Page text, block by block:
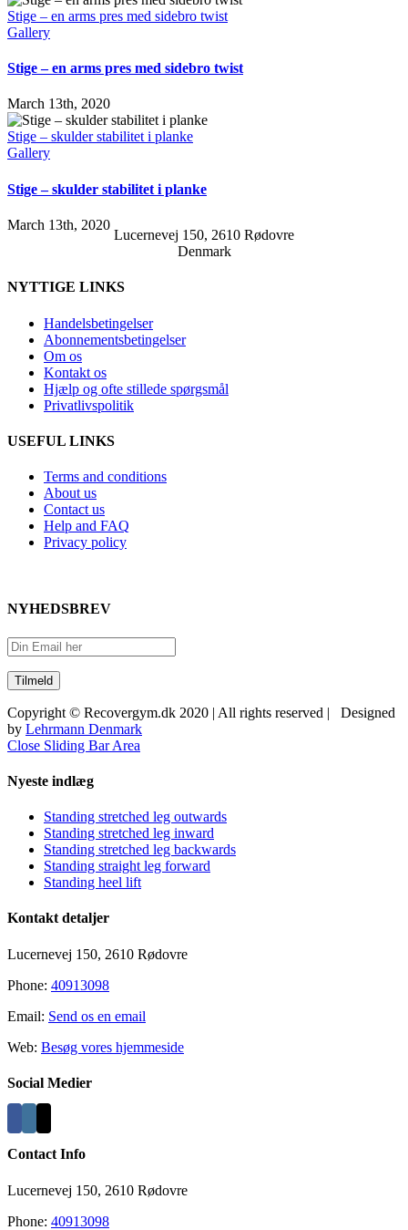
Stige – en arms pres med sidebro twist
Gallery
Stige – en arms pres med sidebro twist
March 13th, 2020
Stige – skulder stabilitet i planke
Gallery
Stige – skulder stabilitet i planke
March 13th, 2020
Lucernevej 150, 2610 Rødovre
Denmark
NYTTIGE LINKS
Handelsbetingelser
Abonnementsbetingelser
Om os
Kontakt os
Hjælp og ofte stillede spørgsmål
Privatlivspolitik
USEFUL LINKS
Terms and conditions
About us
Contact us
Help and FAQ
Privacy policy
NYHEDSBREV
Copyright © Recovergym.dk 2020 | All rights reserved | Designed
by Lehrmann Denmark
Close Sliding Bar Area
Nyeste indlæg
Standing stretched leg outwards
Standing stretched leg inward
Standing stretched leg backwards
Standing straight leg forward
Standing heel lift
Kontakt detaljer
Lucernevej 150, 2610 Rødovre
Phone: 40913098
Email: Send os en email
Web: Besøg vores hjemmeside
Social Medier
Contact Info
Lucernevej 150, 2610 Rødovre
Phone: 40913098